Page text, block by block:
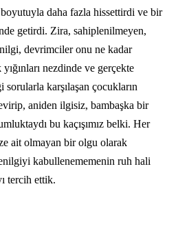
daha fazla hissettirdi ve bir
getirdi. Zira, sahiplenilmeyen,
devrimciler onu ne kadar
nezdinde ve ger­çekte
karşılaşan çocukların
aniden ilgisiz, bambaşka bir
bu kaçışımız belki. Her
ait olmayan bir olgu olarak
kabulle­nememenin ruh hali
tercih ettik.